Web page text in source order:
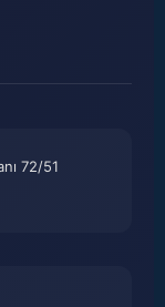
72/51